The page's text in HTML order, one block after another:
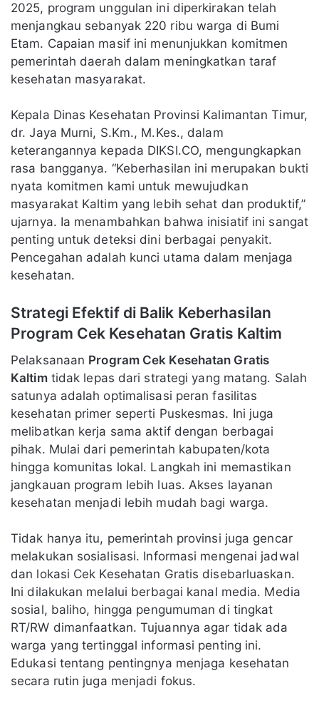
2025, program unggulan ini diperkirakan telah
menjangkau sebanyak 220 ribu warga di Bumi
Etam. Capaian masif ini menunjukkan komitmen
pemerintah daerah dalam meningkatkan taraf
kesehatan masyarakat.
Kepala Dinas Kesehatan Provinsi Kalimantan Timur,
dr. Jaya Murni, S.Km., M.Kes., dalam
keterangannya kepada DIKSI.CO, mengungkapkan
rasa bangganya. “Keberhasilan ini merupakan bukti
nyata komitmen kami untuk mewujudkan
masyarakat Kaltim yang lebih sehat dan produktif,”
ujarnya. Ia menambahkan bahwa inisiatif ini sangat
penting untuk deteksi dini berbagai penyakit.
Pencegahan adalah kunci utama dalam menjaga
kesehatan.
Strategi Efektif di Balik Keberhasilan
Program Cek Kesehatan Gratis Kaltim
Pelaksanaan Program Cek Kesehatan Gratis
Kaltimtidak lepas dari strategi yang matang. Salah
satunya adalah optimalisasi peran fasilitas
kesehatan primer seperti Puskesmas. Ini juga
melibatkan kerja sama aktif dengan berbagai
pihak. Mulai dari pemerintah kabupaten/kota
hingga komunitas lokal. Langkah ini memastikan
jangkauan program lebih luas. Akses layanan
kesehatan menjadi lebih mudah bagi warga.
Tidak hanya itu, pemerintah provinsi juga gencar
melakukan sosialisasi. Informasi mengenai jadwal
dan lokasi Cek Kesehatan Gratis disebarluaskan.
Ini dilakukan melalui berbagai kanal media. Media
sosial, baliho, hingga pengumuman di tingkat
RT/RW dimanfaatkan. Tujuannya agar tidak ada
warga yang tertinggal informasi penting ini.
Edukasi tentang pentingnya menjaga kesehatan
secara rutin juga menjadi fokus.